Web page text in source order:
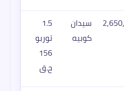
سيدان
كوبيه
1.5
توربو
156
ح.ق